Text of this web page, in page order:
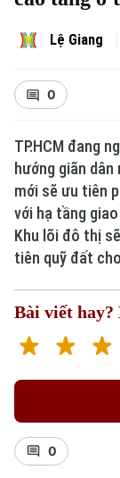
Lệ Giang
0
TP.HCM đang
hướng giãn
mới sẽ ưu tiên
với hạ tầng
Khu lõi đô thị
tiên quỹ đất
Bài viết hay?
0